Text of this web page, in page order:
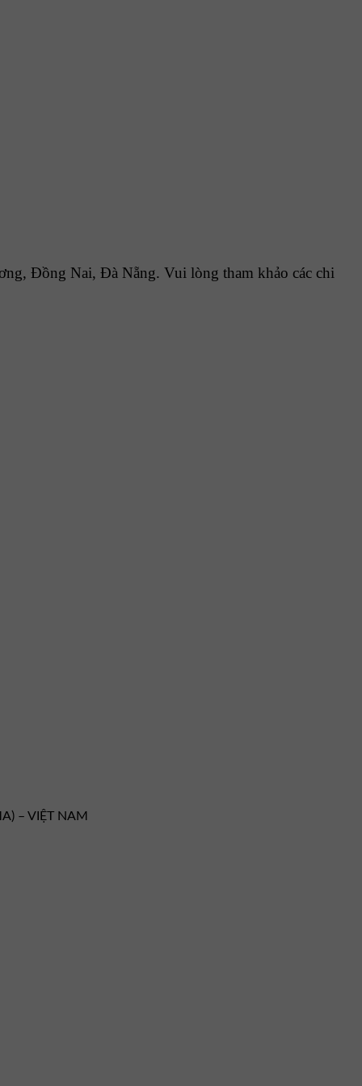
Đồng Nai, Đà Nẵng. Vui lòng tham khảo các chi
– VIỆT NAM